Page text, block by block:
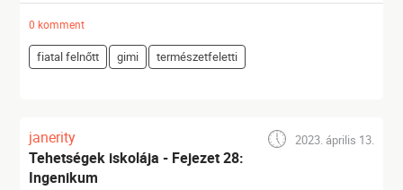
0 komment
fiatal felnőtt gimi természetfeletti
janerity 2023. április 13.
Tehetségek iskolája - Fejezet 28:
Ingenikum